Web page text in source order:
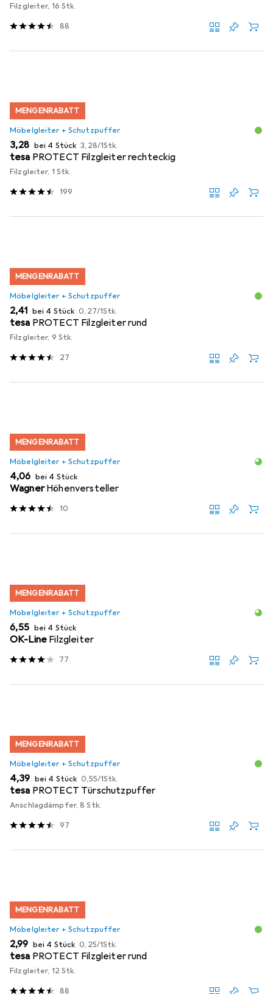
Filzgleiter, 16 Stk.
88
MENGENRABATT
Möbelgleiter + Schutzpuffer
EUR
3,28 bei 4 Stück EUR
3,28/1Stk.
tesa PROTECT Filzgleiter rechteckig
Filzgleiter, 1 Stk.
199
MENGENRABATT
Möbelgleiter + Schutzpuffer
EUR
2,41 bei 4 Stück EUR
0,27/1Stk.
tesa PROTECT Filzgleiter rund
Filzgleiter, 9 Stk.
27
MENGENRABATT
Möbelgleiter + Schutzpuffer
EUR
4,06 bei 4 Stück
Wagner Höhenversteller
10
MENGENRABATT
Möbelgleiter + Schutzpuffer
EUR
6,55 bei 4 Stück
OK-Line Filzgleiter
77
MENGENRABATT
Möbelgleiter + Schutzpuffer
EUR
4,39 bei 4 Stück EUR
0,55/1Stk.
tesa PROTECT Türschutzpuffer
Anschlagdämpfer, 8 Stk.
97
MENGENRABATT
Möbelgleiter + Schutzpuffer
EUR
2,99 bei 4 Stück EUR
0,25/1Stk.
tesa PROTECT Filzgleiter rund
Filzgleiter, 12 Stk.
88